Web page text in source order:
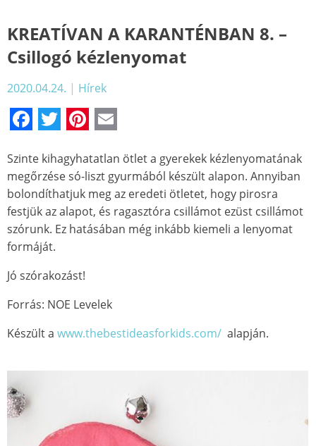
KREATÍVAN A KARANTÉNBAN 8. –
Csillogó kézlenyomat
2020.04.24. | Hírek
Facebook
TwitterPinterest
Szinte kihagyhatatlan ötlet a gyerekek kézlenyomatának
megőrzése só-liszt gyurmából készült alapon. Annyiban
bolondíthatjuk meg az eredeti ötletet, hogy pirosra
festjük az alapot, és ragasztóra csillámot ezüst csillámot
szórunk. Ez hatásában még inkább kiemeli a lenyomat
formáját.
Jó szórakozást!
Forrás: NOE Levelek
Készült a www.thebestideasforkids.com/ alapján.